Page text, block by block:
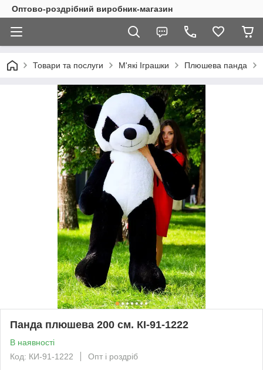
Оптово-роздрібний виробник-магазин
Товари та послуги М'які Іграшки Плюшева панда
Панда плюшева 200 см. КІ-91-1222
В наявності
Код: КИ-91-1222
Опт і роздріб